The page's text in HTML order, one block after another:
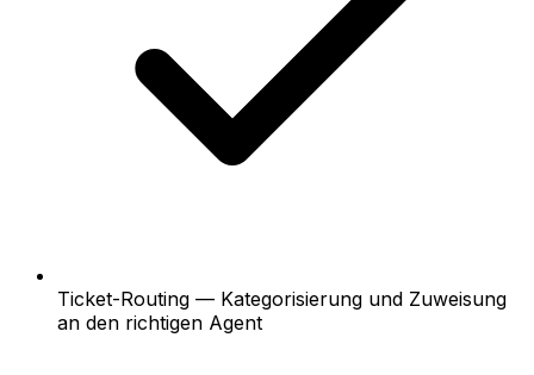
Ticket-Routing — Kategorisierung und Zuweisung
an den richtigen Agent